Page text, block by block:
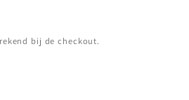
bij de checkout.